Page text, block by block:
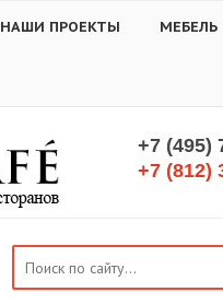
НАШИ ПРОЕКТЫ
+7 (495)
+7 (812)